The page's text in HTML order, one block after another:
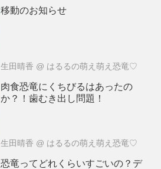
移動のお知らせ
生田晴香 @ はるるの萌え萌え恐竜♡
肉食恐竜にくちびるはあったの
か？！歯むき出し問題！
生田晴香 @ はるるの萌え萌え恐竜♡
恐竜ってどれくらいすごいの？デ